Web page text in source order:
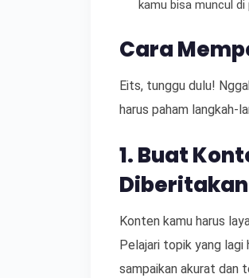
kamu bisa muncul di
Cara
Eits, tunggu dulu!
harus paham langkah-
1. Buat
Diberitakan
Konten kamu harus
Pelajari topik yang lagi
sampaikan akurat dan